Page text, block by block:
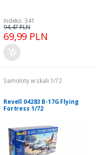
Indeks: 341
69,99 PLN
94,47 PLN
Samoloty w skali 1/72
Revell 04283 B-17G Flying
Fortress 1/72